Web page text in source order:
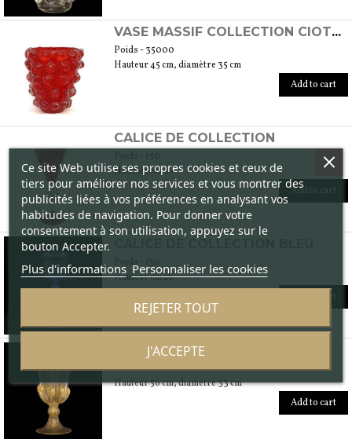
VASE MASSIF COLLECTION CIOTOLI ROUGE
Poids - 35000
Hauteur 45 cm, diamètre 35 cm
Add to cart
CALICE DE COLLECTION
Hauteur cm 26
Add to cart
Hauteur cm 26
Add to cart
VASE EN OR GOUTTE
Poids - 8000
Hauteur 56 cm, diamètre 33 cm
Add to cart
Ce site Web utilise ses propres cookies et ceux de
tiers pour améliorer nos services et vous montrer des
publicités liées à vos préférences en analysant vos
habitudes de navigation. Pour donner votre
consentement à son utilisation, appuyez sur le
bouton Accepter.
Plus d'informations Personnaliser les cookies
REJETER TOUT
J'ACCEPTE